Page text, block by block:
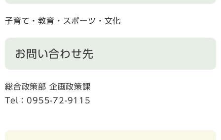
子育て・教育・スポーツ・文化
お問い合わせ先
総合政策部 企画政策課
Tel：0955-72-9115